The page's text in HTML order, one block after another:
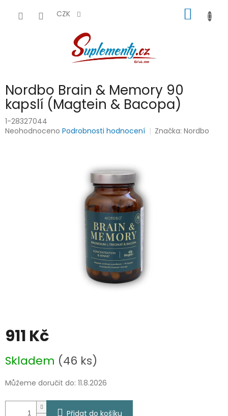
CZK
KOŠÍK
Nordbo Brain & Memory 90
kapslí (Magtein & Bacopa)
1-28327044
Průměrné
Neohodnoceno Podrobnosti hodnocení Značka:Nordbo
911 Kč
cena:
Skladem (46 ks)
Můžeme doručit do: 11.8.2026
Přidat do košíku